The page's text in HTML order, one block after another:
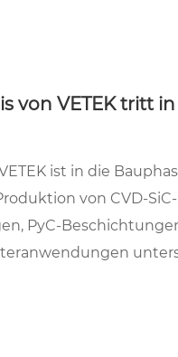
von VETEK tritt
ist in die
von CVD-
PyC-